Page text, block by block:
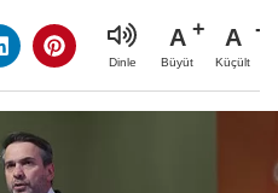
Dinle
A
Büyüt
A
Küçült